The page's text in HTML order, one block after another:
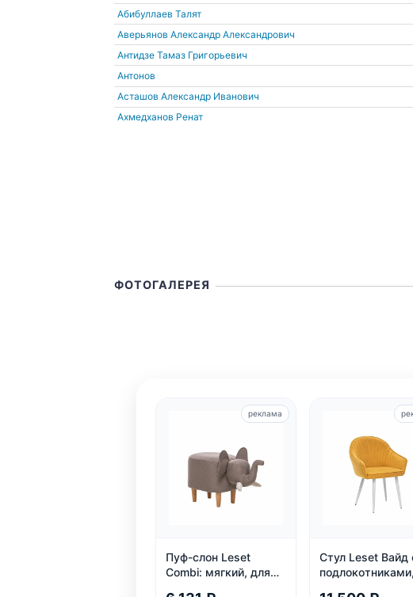
Абибуллаев Талят
Аверьянов Александр Александрович
Антидзе Тамаз Григорьевич
Антонов
Асташов Александр Иванович
Ахмедханов Ренат
ФОТОГАЛЕРЕЯ
Пуф-слон Leset
Combi: мягкий, для
реклама
Стул Leset Вайд
подлокотниками,